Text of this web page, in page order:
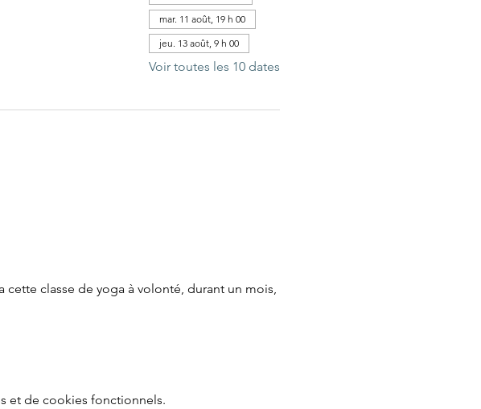
mar. 11 août, 19 h 00
jeu. 13 août, 9 h 00
Voir toutes les 10 dates
cette classe de yoga à volonté, durant un mois,
et de cookies fonctionnels.